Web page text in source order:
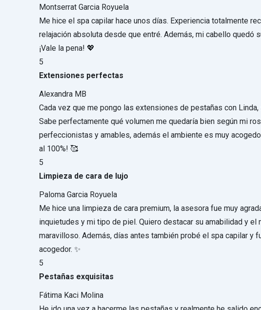
Montserrat Garcia Royuela
Me hice el spa capilar hace unos días. Experiencia totalmente
relajación absoluta desde que entré. Además, mi cabello quedó
¡Vale la pena! 💖
5
Extensiones perfectas
Alexandra MB
Cada vez que me pongo las extensiones de pestañas con
Sabe perfectamente qué volumen me quedaría bien según mi
perfeccionistas y amables, además el ambiente es muy
al 100%! 🥰
5
Limpieza de cara de lujo
Paloma Garcia Royuela
Me hice una limpieza de cara premium, la asesora fue muy
inquietudes y mi tipo de piel. Quiero destacar su amabilidad y el
maravilloso. Además, días antes también probé el spa capilar y
acogedor. ✨
5
Pestañas exquisitas
Fátima Kaci Molina